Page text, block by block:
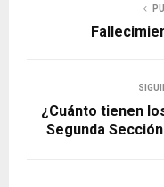
¿Cuánto tienen
Segunda